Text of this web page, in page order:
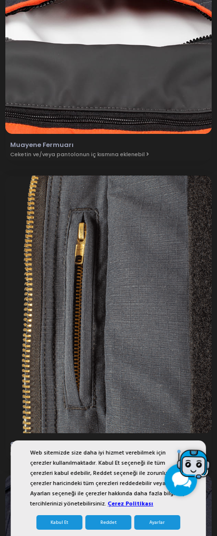
Web sitemizde size daha iyi hizmet verebilmek için
çerezler kullanılmaktadır. Kabul Et seçeneği ile tüm
çerezleri kabul edebilir, Reddet seçeneği ile zorunlu
çerezler haricindeki tüm çerezleri reddedebilir veya Çerez
Ayarları seçeneği ile çerezler hakkında daha fazla bilgi alıp
tercihlerinizi yönetebilirsiniz.Çerez Politikası
Kabul Et Reddet Ayarlar
Muayene Fermuarı
Ceketin ve/veya pantolonun iç kısmına eklenebil
Gizli Cep
Küçük aletlerin veya temel eşyaların güvenli